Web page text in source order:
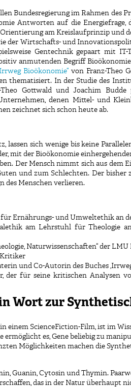
Bundesregierung im Rahmen des
Antworten auf die Energiefrage,
am Kreislaufprinzip und
der Wirtschafts- und
Gentechnik gepaart mit IT-
anmutenden Begriff
Bioökonomie“ von Franz-Theo
thematisiert. In der Studie des
Gottwald und Joachim
denen Mittel- und
zeichnet sich schon heute ab.
lassen sich wenige bis keine
mit der Bioökonomie
Der Mensch nimmt sich aus dem
und zum Schlechten. Der
des Menschen verlieren.
für Ernährungs- und Umweltethik an
am Lehrstuhl für Theologie
Naturwissenschaften“ der
Kritiker
und Co-Autorin des Buches
der für seine kritischen Analysen
Wort zur
einem ScienceFiction-Film, ist im
es, Gene beliebig zu
Möglichkeiten machen die
Guanin, Cytosin und Thymin.
das in der Natur überhaupt